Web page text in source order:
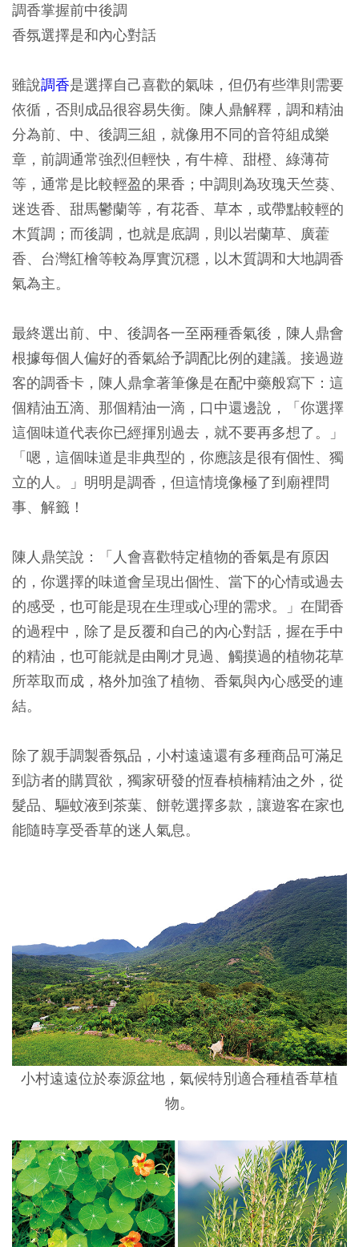
調香掌握前中後調
香氛選擇是和內心對話
雖說調香是選擇自己喜歡的氣味，但仍有些準則需要
依循，否則成品很容易失衡。陳人鼎解釋，調和精油
分為前、中、後調三組，就像用不同的音符組成樂
章，前調通常強烈但輕快，有牛樟、甜橙、綠薄荷
等，通常是比較輕盈的果香；中調則為玫瑰天竺葵、
迷迭香、甜馬鬱蘭等，有花香、草本，或帶點較輕的
木質調；而後調，也就是底調，則以岩蘭草、廣藿
香、台灣紅檜等較為厚實沉穩，以木質調和大地調香
氣為主。
最終選出前、中、後調各一至兩種香氣後，陳人鼎會
根據每個人偏好的香氣給予調配比例的建議。接過遊
客的調香卡，陳人鼎拿著筆像是在配中藥般寫下：這
個精油五滴、那個精油一滴，口中還邊說，「你選擇
這個味道代表你已經揮別過去，就不要再多想了。」
「嗯，這個味道是非典型的，你應該是很有個性、獨
立的人。」明明是調香，但這情境像極了到廟裡問
事、解籤！
陳人鼎笑說：「人會喜歡特定植物的香氣是有原因
的，你選擇的味道會呈現出個性、當下的心情或過去
的感受，也可能是現在生理或心理的需求。」在聞香
的過程中，除了是反覆和自己的內心對話，握在手中
的精油，也可能就是由剛才見過、觸摸過的植物花草
所萃取而成，格外加強了植物、香氣與內心感受的連
結。
除了親手調製香氛品，小村遠遠還有多種商品可滿足
到訪者的購買欲，獨家研發的恆春楨楠精油之外，從
髮品、驅蚊液到茶葉、餅乾選擇多款，讓遊客在家也
能隨時享受香草的迷人氣息。
小村遠遠位於泰源盆地，氣候特別適合種植香草植
物。